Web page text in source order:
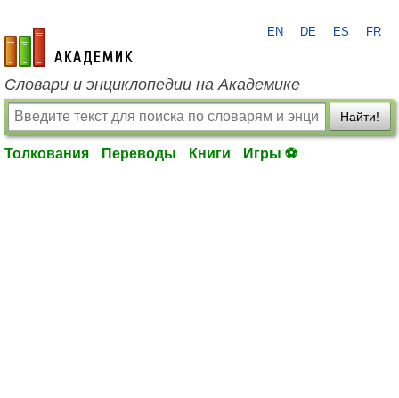
academic.ru
EN DE ES FR
Словари и энциклопедии на Академике
Найти!
Толкования Переводы Книги Игры ⚽